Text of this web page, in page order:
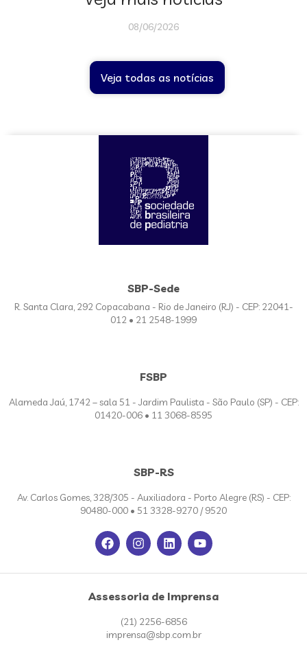
08/06/2026
Veja todas as notícias
SBP-Sede
R. Santa Clara, 292 Copacabana - Rio de Janeiro (RJ) - CEP: 22041-
012 • 21 2548-1999
FSBP
Alameda Jaú, 1742 – sala 51 - Jardim Paulista - São Paulo (SP) - CEP:
01420-006 • 11 3068-8595
SBP-RS
Av. Carlos Gomes, 328/305 - Auxiliadora - Porto Alegre (RS) - CEP:
90480-000 • 51 3328-9270 / 9520
Assessoria de Imprensa
(21) 2256-6856
imprensa@sbp.com.br